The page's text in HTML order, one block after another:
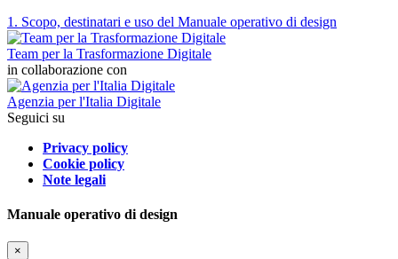
1. Scopo, destinatari e uso del Manuale operativo di design
Team per la Trasformazione Digitale
in collaborazione con
Agenzia per l'Italia Digitale
Seguici su
Privacy policy
Cookie policy
Note legali
Manuale operativo di design
×